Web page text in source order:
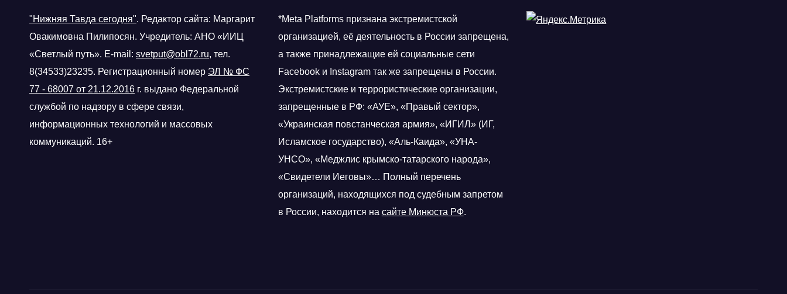
"Нижняя Тавда сегодня". Редактор сайта: Маргарит
Овакимовна Пилипосян. Учредитель: АНО «ИИЦ
«Светлый путь». E-mail: svetput@obl72.ru, тел.
8(34533)23235. Регистрационный номер ЭЛ № ФС
77 - 68007 от 21.12.2016 г. выдано Федеральной
службой по надзору в сфере связи,
информационных технологий и массовых
коммуникаций. 16+
*Meta Platforms признана экстремистской
организацией, её деятельность в России запрещена,
а также принадлежащие ей социальные сети
Facebook и Instagram так же запрещены в России.
Экстремистские и террористические организации,
запрещенные в РФ: «АУЕ», «Правый сектор»,
«Украинская повстанческая армия», «ИГИЛ» (ИГ,
Исламское государство), «Аль-Каида», «УНА-
УНСО», «Меджлис крымско-татарского народа»,
«Свидетели Иеговы»… Полный перечень
организаций, находящихся под судебным запретом
в России, находится на сайте Минюста РФ.